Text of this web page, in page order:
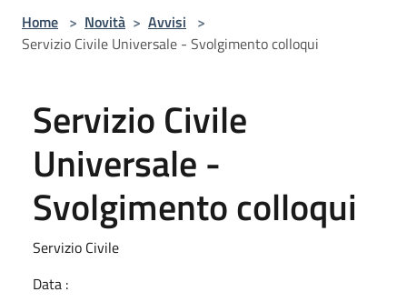
Home > Novità > Avvisi >
Servizio Civile Universale - Svolgimento colloqui
Servizio Civile
Universale -
Svolgimento colloqui
Servizio Civile
Data :